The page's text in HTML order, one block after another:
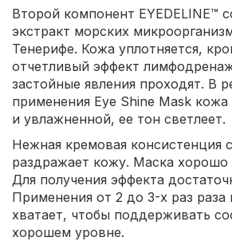
Второй компонент EYEDELINE™
экстракт морских
Тенерифе. Кожа уплотняется,
отчетливый эффект
застойные явления проходят. В
применения Eye Shine Mask
и увлажненной, ее тон светлеет.
Нежная кремовая консистенция
раздражает кожу. Маска хорошо
Для получения эффекта
Применения от 2 до 3-х раз раза
хватает, чтобы поддерживать
хорошем уровне.